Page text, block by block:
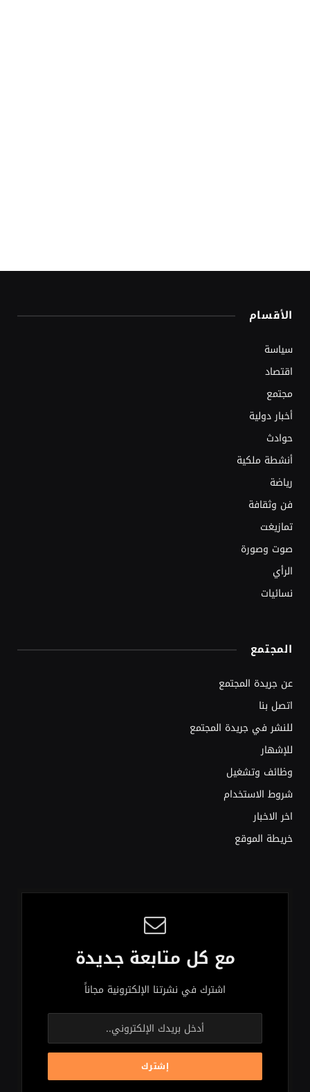
الأقسام
سياسة
اقتصاد
مجتمع
أخبار دولية
حوادث
أنشطة ملكية
رياضة
فن وثقافة
تمازيغت
صوت وصورة
الرأي
نسائيات
المجتمع
عن جريدة المجتمع
اتصل بنا
للنشر في جريدة المجتمع
للإشهار
وظائف وتشغيل
شروط الاستخدام
اخر الاخبار
خريطة الموقع
مع كل متابعة جديدة
اشترك في نشرتنا الإلكترونية مجاناً